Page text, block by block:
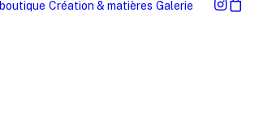
Création & matières Galerie